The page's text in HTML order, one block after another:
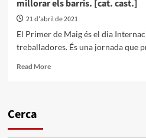
millorar els barris. [cat. cast.]
21 d'abril de 2021
El Primer de Maig és el dia
treballadores. És una jornada que
Read More
Cerca